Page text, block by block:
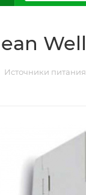
Well
Источники питания